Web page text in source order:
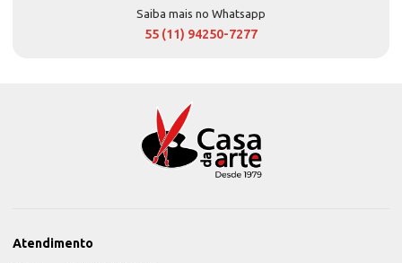
Saiba mais no Whatsapp
55 (11) 94250-7277
Atendimento